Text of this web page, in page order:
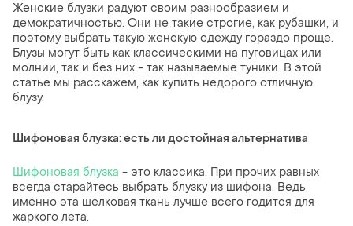
Женские блузки радуют своим разнообразием и
демократичностью. Они не такие строгие, как рубашки, и
поэтому выбрать такую женскую одежду гораздо проще.
Блузы могут быть как классическими на пуговицах или
молнии, так и без них - так называемые туники. В этой
статье мы расскажем, как купить недорого отличную
блузу.
Шифоновая блузка: есть ли достойная альтернатива
Шифоновая блузка - это классика. При прочих равных
всегда старайтесь выбрать блузку из шифона. Ведь
именно эта шелковая ткань лучше всего годится для
жаркого лета.